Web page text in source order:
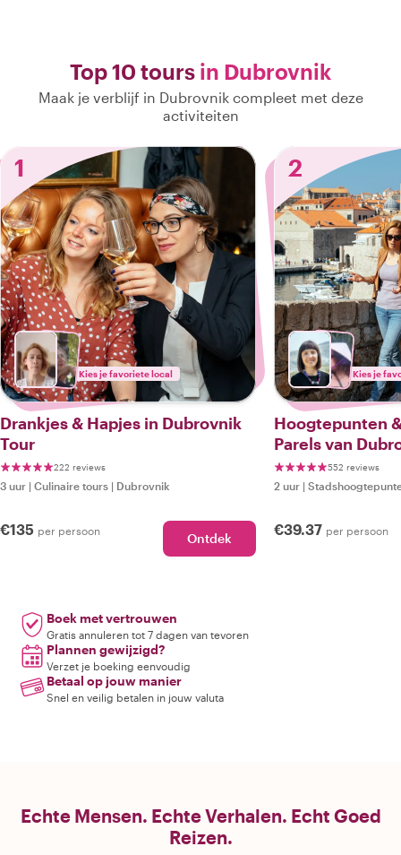
Top 10 tours in Dubrovnik
Maak je verblijf in Dubrovnik compleet met deze
activiteiten
1
Kies je favoriete local
Drankjes & Hapjes in Dubrovnik
Tour
222 reviews
3 uur | Culinaire tours | Dubrovnik
€135 per persoon Ontdek
2
Kies je
Hoogtepunten
Parels van
552 reviews
2 uur |
€39.37 per persoon
Boek met vertrouwen
Gratis annuleren tot 7 dagen van tevoren
Plannen gewijzigd?
Verzet je boeking eenvoudig
Betaal op jouw manier
Snel en veilig betalen in jouw valuta
Echte Mensen. Echte Verhalen. Echt Goed
Reizen.